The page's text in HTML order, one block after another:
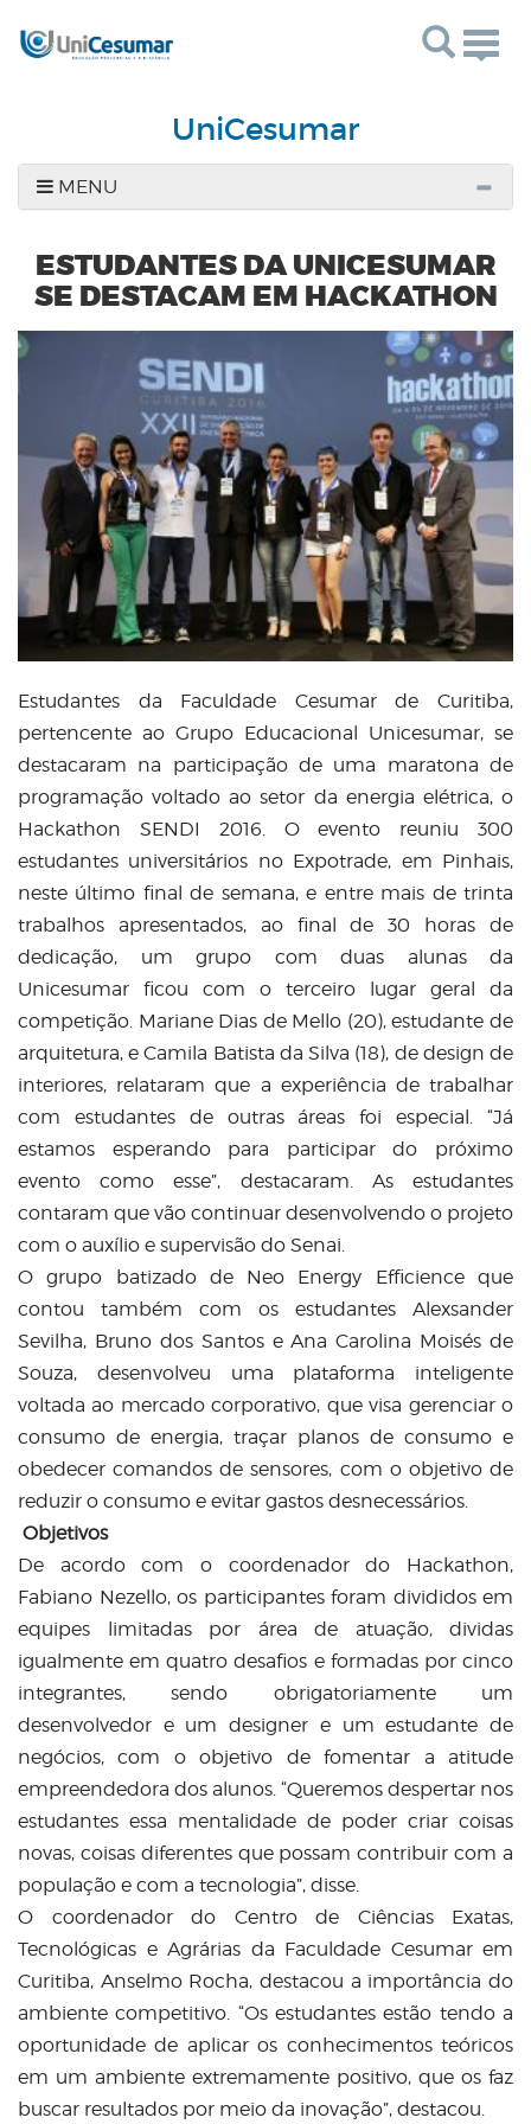
UniCesumar
MENU
ESTUDANTES DA UNICESUMAR
SE DESTACAM EM HACKATHON
Estudantes da Faculdade Cesumar de Curitiba,
pertencente ao Grupo Educacional Unicesumar, se
destacaram na participação de uma maratona de
programação voltado ao setor da energia elétrica, o
Hackathon SENDI 2016. O evento reuniu 300
estudantes universitários no Expotrade, em Pinhais,
neste último final de semana, e entre mais de trinta
trabalhos apresentados, ao final de 30 horas de
dedicação, um grupo com duas alunas da
Unicesumar ficou com o terceiro lugar geral da
competição. Mariane Dias de Mello (20), estudante de
arquitetura, e Camila Batista da Silva (18), de design de
interiores, relataram que a experiência de trabalhar
com estudantes de outras áreas foi especial. “Já
estamos esperando para participar do próximo
evento como esse”, destacaram. As estudantes
contaram que vão continuar desenvolvendo o projeto
com o auxílio e supervisão do Senai.
O grupo batizado de Neo Energy Efficience que
contou também com os estudantes Alexsander
Sevilha, Bruno dos Santos e Ana Carolina Moisés de
Souza, desenvolveu uma plataforma inteligente
voltada ao mercado corporativo, que visa gerenciar o
consumo de energia, traçar planos de consumo e
obedecer comandos de sensores, com o objetivo de
reduzir o consumo e evitar gastos desnecessários.
Objetivos
De acordo com o coordenador do Hackathon,
Fabiano Nezello, os participantes foram divididos em
equipes limitadas por área de atuação, dividas
igualmente em quatro desafios e formadas por cinco
integrantes, sendo obrigatoriamente um
desenvolvedor e um designer e um estudante de
negócios, com o objetivo de fomentar a atitude
empreendedora dos alunos. “Queremos despertar nos
estudantes essa mentalidade de poder criar coisas
novas, coisas diferentes que possam contribuir com a
população e com a tecnologia”, disse.
O coordenador do Centro de Ciências Exatas,
Tecnológicas e Agrárias da Faculdade Cesumar em
Curitiba, Anselmo Rocha, destacou a importância do
ambiente competitivo. “Os estudantes estão tendo a
oportunidade de aplicar os conhecimentos teóricos
em um ambiente extremamente positivo, que os faz
buscar resultados por meio da inovação”, destacou.